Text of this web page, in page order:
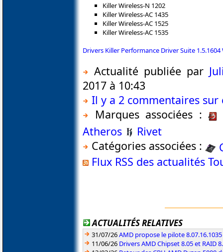
Killer Wireless-N 1202
Killer Wireless-AC 1435
Killer Wireless-AC 1525
Killer Wireless-AC 1535
Drivers Killer Performance Driver Suite
Actualité publiée par
2017 à 10:43
Il y a 2 commentaires
Marques associées :
Atheros
Rivet
Catégories associées :
Flux RSS des actualités
ACTUALITÉS RELATIVES
31/07/26AMD propose le pilote
11/06/26 Drivers AMD Chipset 8.05 et RAID